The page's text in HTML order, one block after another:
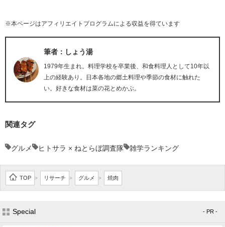
※本ページはアフィリエイトプログラムによる収益を得ています
筆者：しょう湯
1979年生まれ。料理学校を卒業後、和食料理人として10年以
上の経験あり。日本各地の郷土料理や季節の食材に触れた
い。好きな食材は菜の花とめかぶ。
関連タグ
グルメ ヒトサラ × ねとらぼ調査隊 雑学ランキング
TOP > リサーチ > グルメ > 焼肉
Special - PR -